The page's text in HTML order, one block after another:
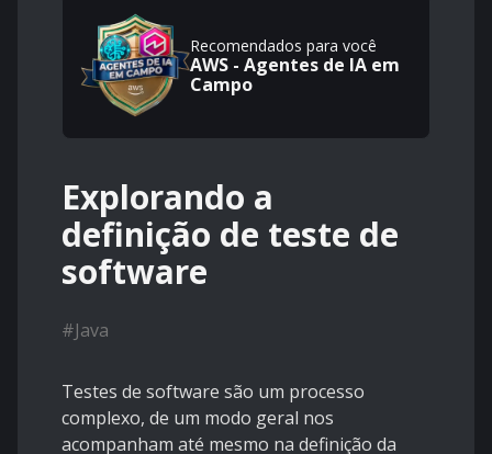
Recomendados para você
AWS - Agentes de IA em
Campo
Explorando a
definição de teste de
software
#Java
Testes de software são um processo
complexo, de um modo geral nos
acompanham até mesmo na definição da